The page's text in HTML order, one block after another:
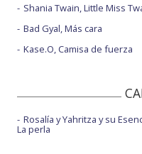
Shania Twain, Little Miss
Bad Gyal, Más cara
Kase.O, Camisa de fuerza
Rosalía y Yahritza y su
La perla